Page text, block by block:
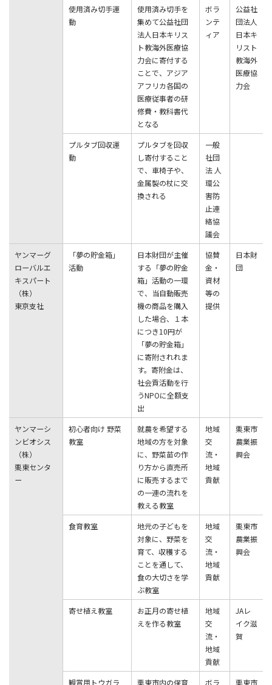
使⽤済み切⼿運
動
使⽤済み切⼿を
集めて公益社団
法⼈⽇本キリス
ト教海外医療協
⼒会に寄付する
ことで、アジア
アフリカ各国の
医療従事者の研
修費・教科書代
となる
ボラ
ンテ
ィア
公益社
団法⼈
⽇本キ
リスト
教海外
医療協
⼒会
プルタブ回収運
動
プルタブを回収
し寄付すること
で、⾞椅⼦や、
⾦属製の杖に交
換される
⼀般
社団
法 ⼈
環公
害防
⽌連
絡協
議会
ヤンマーグ
ローバルエ
キスパート
（株）
東京⽀社
「夢の貯⾦箱」
活動
⽇本財団が主催
する「夢の貯⾦
箱」活動の⼀環
で、当⾃動販売
機の商品を購⼊
した場合、１本
につき10円が
「夢の貯⾦箱」
に寄附されれま
す。寄附⾦は、
社会貢活動を⾏
うNPOに全額⽀
出
協賛
⾦・
資材
等の
提供
⽇本財
団
ヤンマーシ
ンビオシス
（株）
栗東センタ
ー
初⼼者向け 野菜
教室
就農を希望する
地域の⽅を対象
に、野菜苗の作
り⽅から直売所
に販売するまで
の⼀連の流れを
教える教室
地域
交
流・
地域
貢献
栗東市
農業振
興会
⾷育教室
地元の⼦どもを
対象に、野菜を
育て、収穫する
ことを通して、
⾷の⼤切さを学
ぶ教室
地域
交
流・
地域
貢献
栗東市
農業振
興会
寄せ植え教室
お正⽉の寄せ植
えを作る教室
地域
交
流・
地域
貢献
JAレ
イク滋
賀
観賞⽤トウガラ
栗東市内の保育
ボラ
栗東市